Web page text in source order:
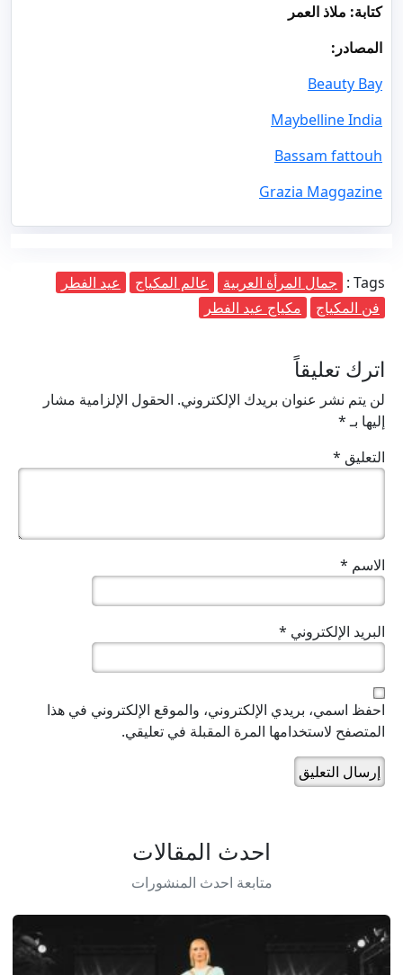
كتابة: ملاذ العمر
المصادر:
Beauty Bay
Maybelline India
Bassam fattouh
Grazia Maggazine
Tags : جمال المرأة العربية عالم المكياج
عيد الفطر
فن المكياج
مكياج عيد الفطر
اترك تعليقاً
لن يتم نشر عنوان بريدك الإلكتروني. الحقول الإلزامية مشار
إليها بـ*
التعليق *
الاسم *
البريد الإلكتروني *
احفظ اسمي، بريدي الإلكتروني، والموقع الإلكتروني في هذا
المتصفح لاستخدامها المرة المقبلة في تعليقي.
احدث المقالات
متابعة احدث المنشورات